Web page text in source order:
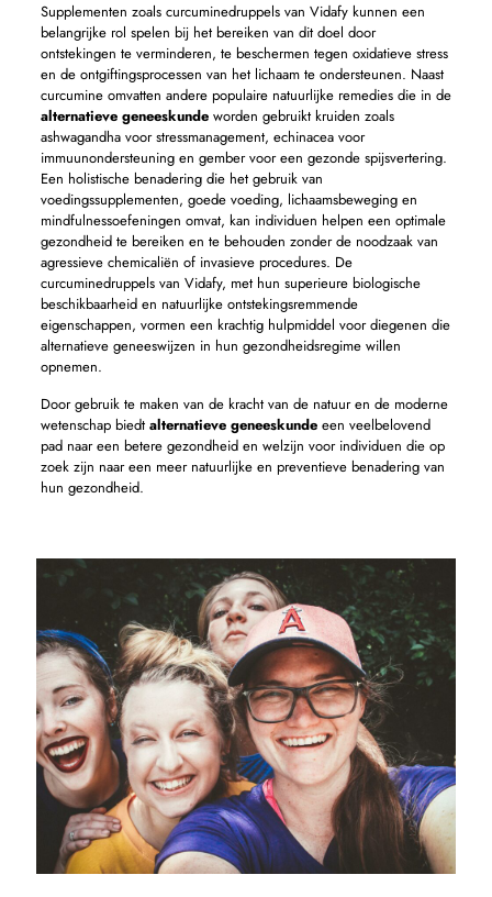
Supplementen zoals curcuminedruppels van Vidafy kunnen een
belangrijke rol spelen bij het bereiken van dit doel door
ontstekingen te verminderen, te beschermen tegen oxidatieve stress
en de ontgiftingsprocessen van het lichaam te ondersteunen. Naast
curcumine omvatten andere populaire natuurlijke remedies die in de
alternatieve geneeskundeworden gebruikt kruiden zoals
ashwagandha voor stressmanagement, echinacea voor
immuunondersteuning en gember voor een gezonde spijsvertering.
Een holistische benadering die het gebruik van
voedingssupplementen, goede voeding, lichaamsbeweging en
mindfulnessoefeningen omvat, kan individuen helpen een optimale
gezondheid te bereiken en te behouden zonder de noodzaak van
agressieve chemicaliën of invasieve procedures. De
curcuminedruppels van Vidafy, met hun superieure biologische
beschikbaarheid en natuurlijke ontstekingsremmende
eigenschappen, vormen een krachtig hulpmiddel voor diegenen die
alternatieve geneeswijzen in hun gezondheidsregime willen
opnemen.
Door gebruik te maken van de kracht van de natuur en de moderne
wetenschap biedt alternatieve geneeskundeeen veelbelovend
pad naar een betere gezondheid en welzijn voor individuen die op
zoek zijn naar een meer natuurlijke en preventieve benadering van
hun gezondheid.